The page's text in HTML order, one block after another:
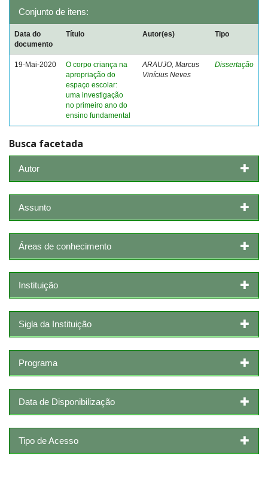
Conjunto de itens:
Data do
documento
Título Autor(es) Tipo
19-Mai-2020
O corpo criança na
apropriação do
espaço escolar:
uma investigação
no primeiro ano do
ensino fundamental
ARAUJO, Marcus
Vinícius Neves
Dissertação
Busca facetada
Autor
Assunto
Áreas de conhecimento
Instituição
Sigla da Instituição
Programa
Data de Disponibilização
Tipo de Acesso